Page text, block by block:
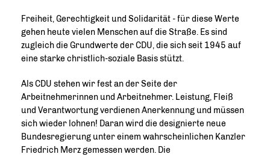
Freiheit, Gerechtigkeit und Solidarität - für diese Werte
gehen heute vielen Menschen auf die Straße. Es sind
zugleich die Grundwerte der CDU, die sich seit 1945 auf
eine starke christlich-soziale Basis stützt.
Als CDU stehen wir fest an der Seite der
Arbeitnehmerinnen und Arbeitnehmer. Leistung, Fleiß
und Verantwortung verdienen Anerkennung und müssen
sich wieder lohnen! Daran wird die designierte neue
Bundesregierung unter einem wahrscheinlichen Kanzler
Friedrich Merz gemessen werden. Die